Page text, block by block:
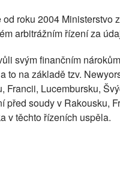
roku 2004 Ministerstvo
arbitrážním řízení za
svým finančním
to na základě tzv.
Francii, Lucembursku,
před soudy v Rakousku,
v těchto řízeních uspěla.